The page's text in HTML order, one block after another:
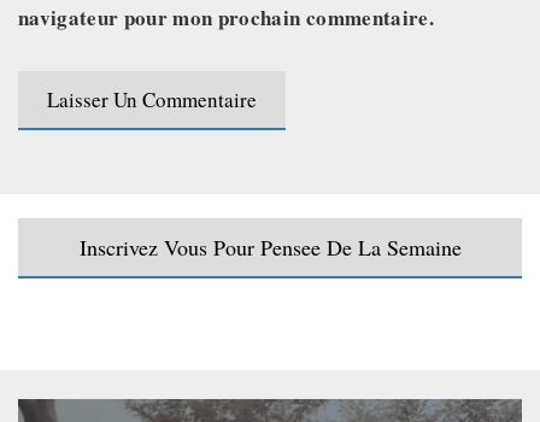
navigateur pour mon prochain commentaire.
Inscrivez Vous Pour Pensee De La Semaine